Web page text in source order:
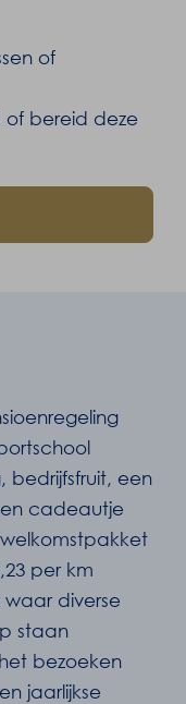
of
of bereid deze
bedrijfsfruit, een
cadeautje
per km
diverse
staan
bezoeken
jaarlijkse